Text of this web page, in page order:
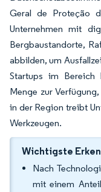
Geral de Proteção
Unternehmen mit
Bergbaustandorte,
abbilden, um
Startups im Bereich
Menge zur
in der Region treibt
Werkzeugen.
Wichtigste
Nach
mit einem